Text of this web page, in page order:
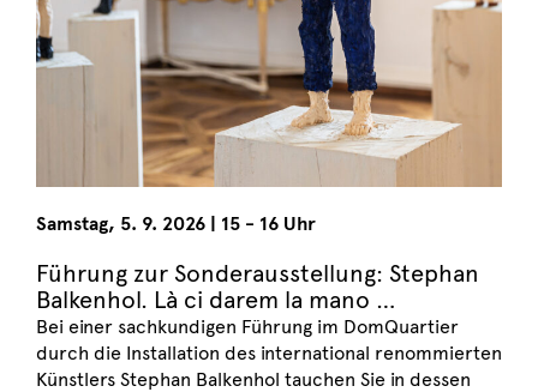
Samstag, 5. 9. 2026 | 15 - 16 Uhr
Führung zur Sonderausstellung: Stephan
Balkenhol. Là ci darem la mano …
Bei einer sachkundigen Führung im DomQuartier
durch die Installation des international renommierten
Künstlers Stephan Balkenhol tauchen Sie in dessen